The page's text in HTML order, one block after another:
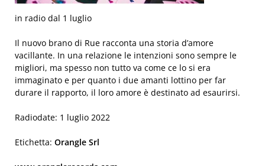
in radio dal 1 luglio
Il nuovo brano di Rue racconta una storia d’amore
vacillante. In una relazione le intenzioni sono sempre le
migliori, ma spesso non tutto va come ce lo si era
immaginato e per quanto i due amanti lottino per far
durare il rapporto, il loro amore è destinato ad esaurirsi.
Radiodate: 1 luglio 2022
Etichetta: Orangle Srl